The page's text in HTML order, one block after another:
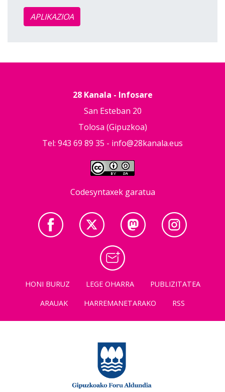
APLIKAZIOA
28 Kanala - Infosare
San Esteban 20
Tolosa (Gipuzkoa)
Tel: 943 69 89 35 - info@28kanala.eus
Codesyntaxek garatua
HONI BURUZ LEGE OHARRA
PUBLIZITATEA
ARAUAK
HARREMANETARAKO RSS